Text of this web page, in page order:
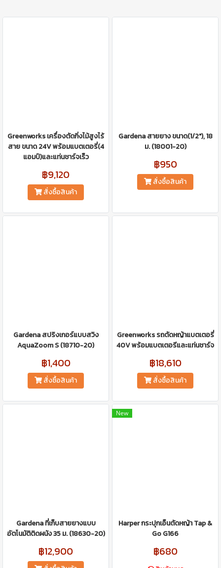
Greenworks เครื่องตัดกิ่งไม้สูงไร้
สาย ขนาด 24V พร้อมแบตเตอรี่(4
แอมป์)และแท่นชาร์จเร็ว
฿9,120
สั่งซื้อสินค้า
Gardena สายยาง ขนาด(1/2″), 18
ม. (18001-20)
฿950
สั่งซื้อสินค้า
Gardena สปริงเกอร์แบบสวิง
AquaZoom S (18710-20)
฿1,400
สั่งซื้อสินค้า
Greenworks รถตัดหญ้าแบตเตอรี่
40V พร้อมแบตเตอรีและแท่นชาร์จ
฿18,610
สั่งซื้อสินค้า
Gardena ที่เก็บสายยางแบบ
อัตโนมัติติดผนัง 35 ม. (18630-20)
฿12,900
New
Harper กระปุกเอ็นตัดหญ้า Tap &
Go G166
฿680